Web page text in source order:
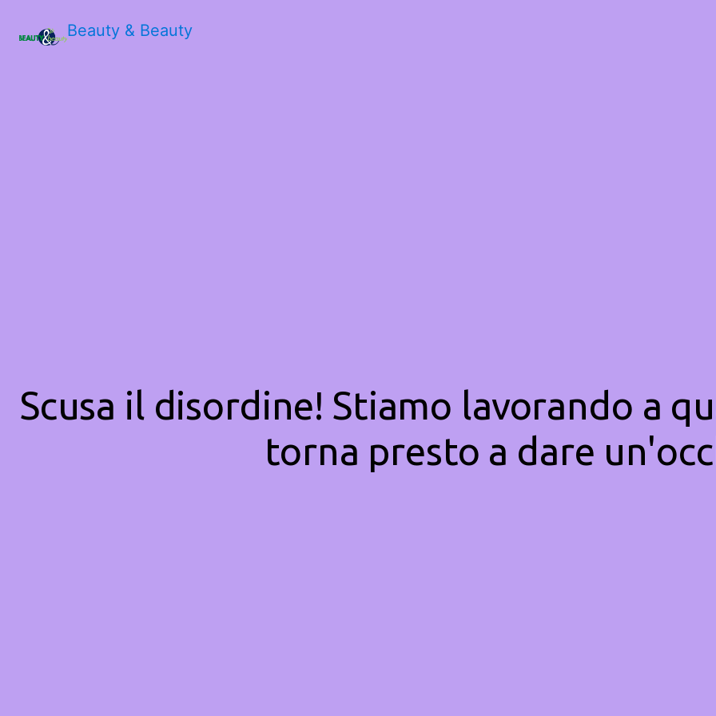
Beauty & Beauty
Scusa il disordine! Stiamo lavorando a
torna presto a dare